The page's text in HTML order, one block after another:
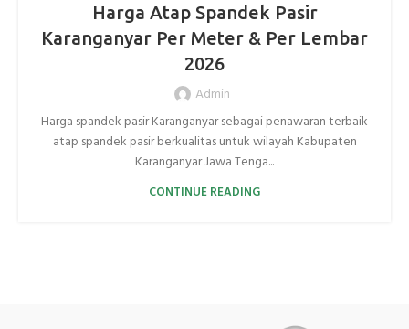
Harga Atap Spandek Pasir
Karanganyar Per Meter & Per Lembar
2026
Admin
Harga spandek pasir Karanganyar sebagai penawaran terbaik
atap spandek pasir berkualitas untuk wilayah Kabupaten
Karanganyar Jawa Tenga...
CONTINUE READING